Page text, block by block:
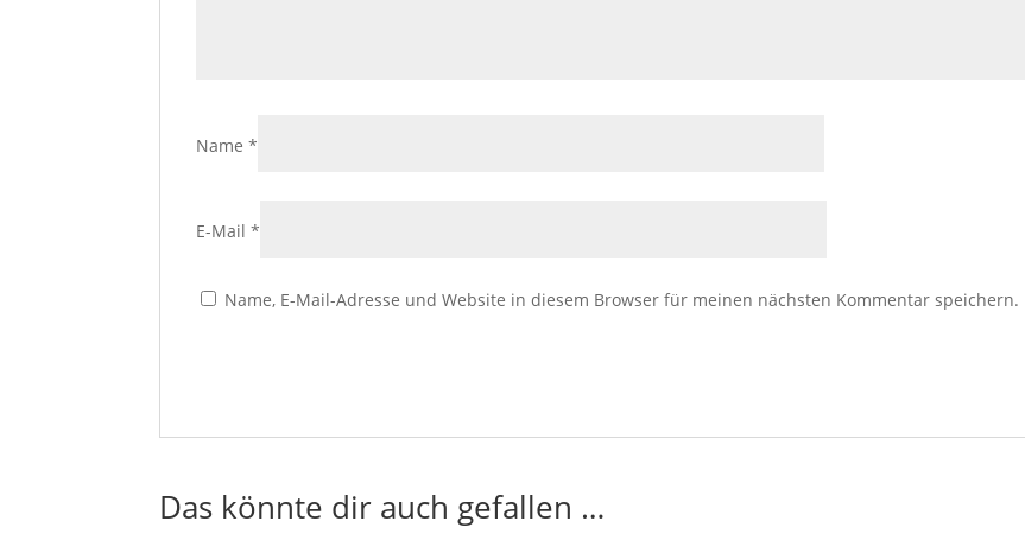
Name*
E-Mail*
Name, E-Mail-Adresse und Website in diesem Browser für meinen nächsten Kommentar speichern.
Das könnte dir auch gefallen …